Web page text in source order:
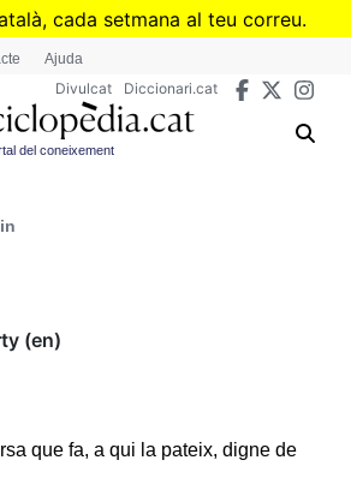
Vés
cada setmana al teu correu.
te al butlletí de Divulcat
Ajuda
Divulcat Diccionari.cat
del coneixement
(en)
que fa, a qui la pateix, digne de